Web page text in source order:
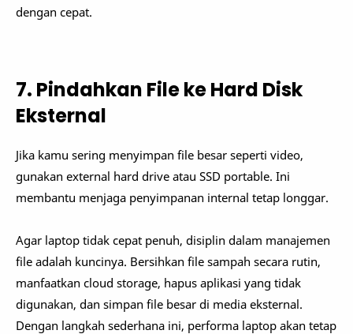
dengan cepat.
7. Pindahkan File ke Hard Disk
Eksternal
Jika kamu sering menyimpan file besar seperti video,
gunakan external hard drive atau SSD portable. Ini
membantu menjaga penyimpanan internal tetap longgar.
Agar laptop tidak cepat penuh, disiplin dalam manajemen
file adalah kuncinya. Bersihkan file sampah secara rutin,
manfaatkan cloud storage, hapus aplikasi yang tidak
digunakan, dan simpan file besar di media eksternal.
Dengan langkah sederhana ini, performa laptop akan tetap